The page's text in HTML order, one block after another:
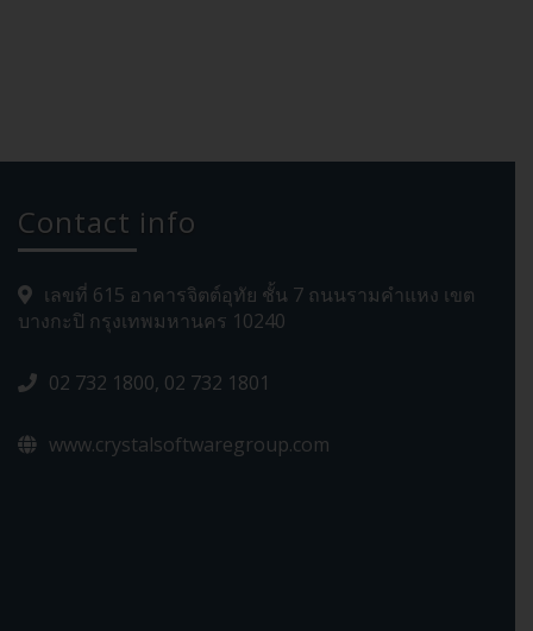
Contact info
เลขที่ 615 อาคารจิตต์อุทัย ชั้น 7 ถนนรามคำแหง เขต
บางกะปิ กรุงเทพมหานคร 10240
02 732 1800, 02 732 1801
www.crystalsoftwaregroup.com